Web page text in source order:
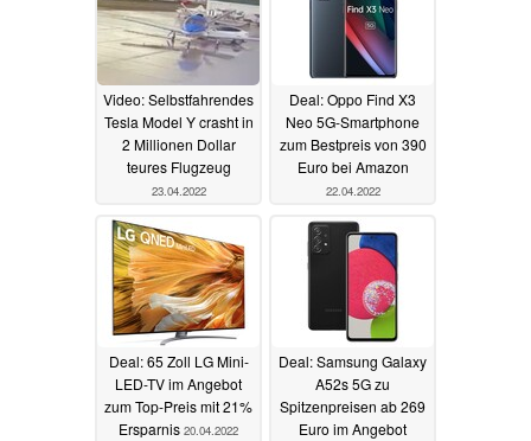
Video: Selbstfahrendes
Tesla Model Y crasht in
2 Millionen Dollar
teures Flugzeug
23.04.2022
Deal: Oppo Find X3
Neo 5G-Smartphone
zum Bestpreis von 390
Euro bei Amazon
22.04.2022
Deal: 65 Zoll LG Mini-
LED-TV im Angebot
zum Top-Preis mit 21%
Ersparnis 20.04.2022
Deal: Samsung Galaxy
A52s 5G zu
Spitzenpreisen ab 269
Euro im Angebot